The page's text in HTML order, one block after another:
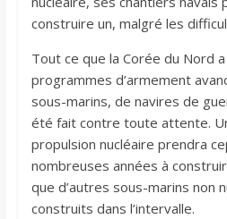
construire un, malgré les
Tout ce que la Corée du Nord
programmes d’armement
sous-marins, de navires de
été fait contre toute attente.
propulsion nucléaire prendra
nombreuses années à
que d’autres sous-marins non
construits dans l’intervalle.